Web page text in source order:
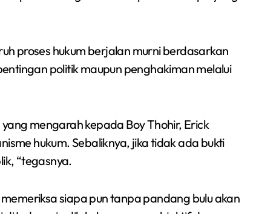
proses hukum berjalan murni berdasarkan
politik maupun penghakiman melalui
mengarah kepada Boy Thohir, Erick
hukum. Sebaliknya, jika tidak ada bukti
“tegasnya.
siapa pun tanpa pandang bulu akan